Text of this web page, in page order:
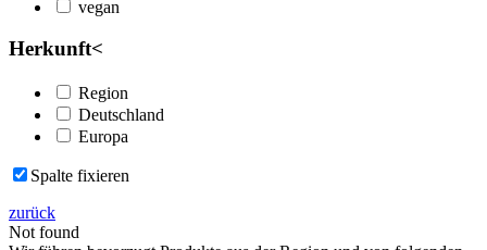
vegan
Herkunft<
Region
Deutschland
Europa
Spalte fixieren
zurück
Not found